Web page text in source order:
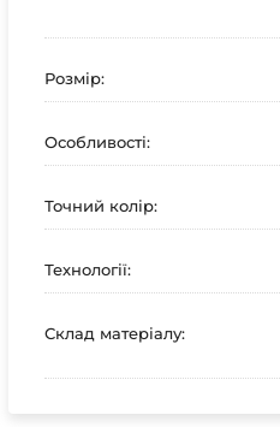
Розмір:
Особливості:
Точний колір:
Технології:
Склад матеріалу: